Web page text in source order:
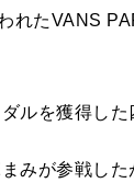
れたVANS
ルを獲得した
みが参戦し